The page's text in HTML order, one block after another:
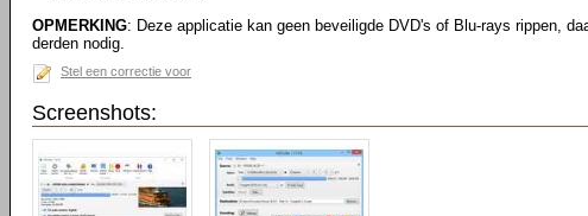
OPMERKING: Deze applicatie kan geen beveiligde DVD's of Blu-rays rippen,
derden nodig.
Stel een correctie voor
Screenshots: